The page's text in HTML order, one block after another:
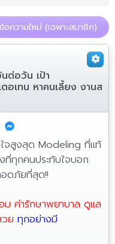
อความใหม่ (เฉพาะสมาชิก)
ต่อวัน เป้า
เทน หาคนเลี้ยง งานส
จสูงสุด Modeling ที่แท้
ทุกคนประทับใจบอก
อดภัยที่สุด!!
ม ค่ารักษาพยาบาล ดูแล
ย ทุกอย่างมี